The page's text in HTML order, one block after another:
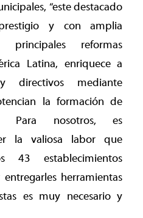
“este destacado
y con amplia
reformas
Latina, enriquece a
directivos mediante
la formación de
Para nosotros, es
la valiosa labor que
43 establecimientos
herramientas
es muy necesario y